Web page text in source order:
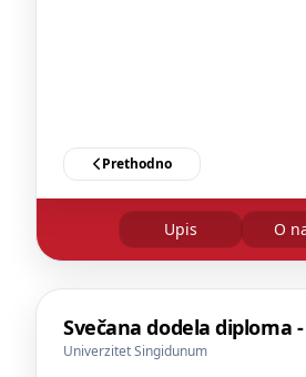
Prethodno
Upis O
Svečana dodela diploma
Univerzitet Singidunum